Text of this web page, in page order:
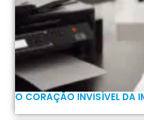
O CORAÇÃO INVISÍVEL DA